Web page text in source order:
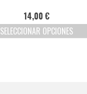
Las
opciones
se
14,00 €
SELECCIONAR OPCIONES